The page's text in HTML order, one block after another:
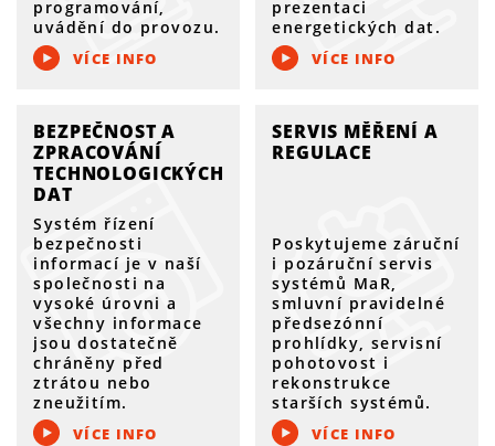
programování,
uvádění do provozu.
VÍCE INFO
prezentaci
energetických dat.
VÍCE INFO
BEZPEČNOST A
ZPRACOVÁNÍ
TECHNOLOGICKÝCH
DAT
Systém řízení
bezpečnosti
informací je v naší
společnosti na
vysoké úrovni a
všechny informace
jsou dostatečně
chráněny před
ztrátou nebo
zneužitím.
VÍCE INFO
SERVIS MĚŘENÍ A
REGULACE
Poskytujeme záruční
i pozáruční servis
systémů MaR,
smluvní pravidelné
předsezónní
prohlídky, servisní
pohotovost i
rekonstrukce
starších systémů.
VÍCE INFO